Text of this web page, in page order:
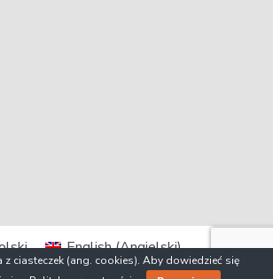
z ciasteczek (ang. cookies). Aby dowiedzieć się
English(Angielski)